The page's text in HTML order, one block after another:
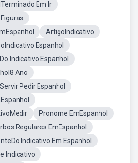
Em Ir
ArtigoIndicativo
Espanhol
Indicativo Espanhol
Ano
Pedir Espanhol
Pronome EmEspanhol
Regulares EmEspanhol
Indicativo Em Espanhol
Indicativo